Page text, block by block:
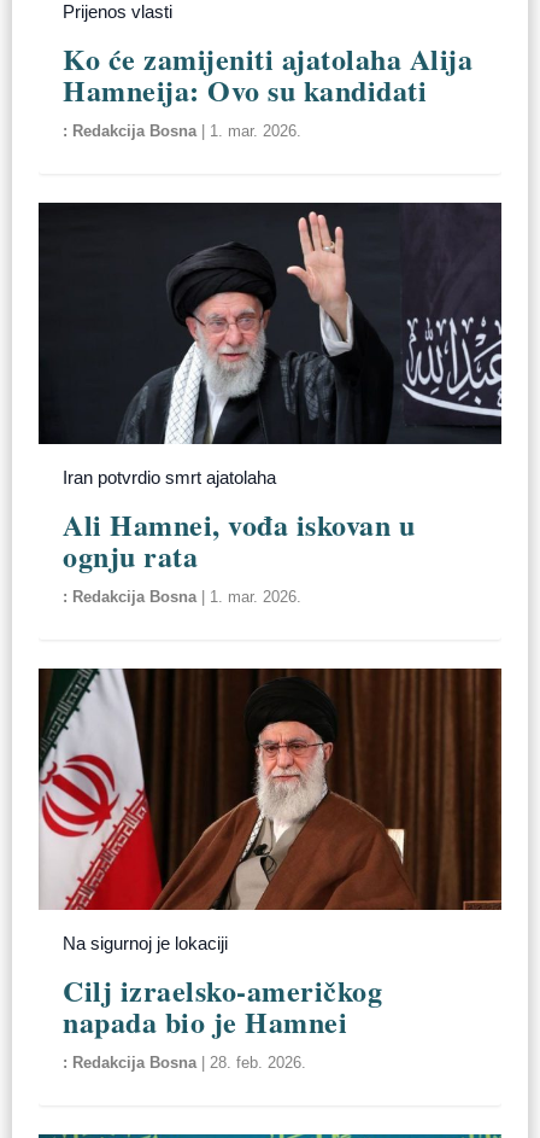
Prijenos vlasti
Ko će zamijeniti ajatolaha Alija
Hamneija: Ovo su kandidati
Redakcija Bosna| 1. mar. 2026.
Iran potvrdio smrt ajatolaha
Ali Hamnei, vođa iskovan u
ognju rata
Redakcija Bosna| 1. mar. 2026.
Na sigurnoj je lokaciji
Cilj izraelsko-američkog
napada bio je Hamnei
Redakcija Bosna|28. feb. 2026.